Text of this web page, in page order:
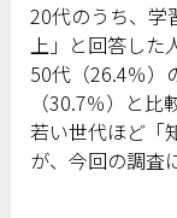
20代のうち、学
上」と回答した
50代（26.4％）
（30.7％）と比
若い世代ほど「
が、今回の調査